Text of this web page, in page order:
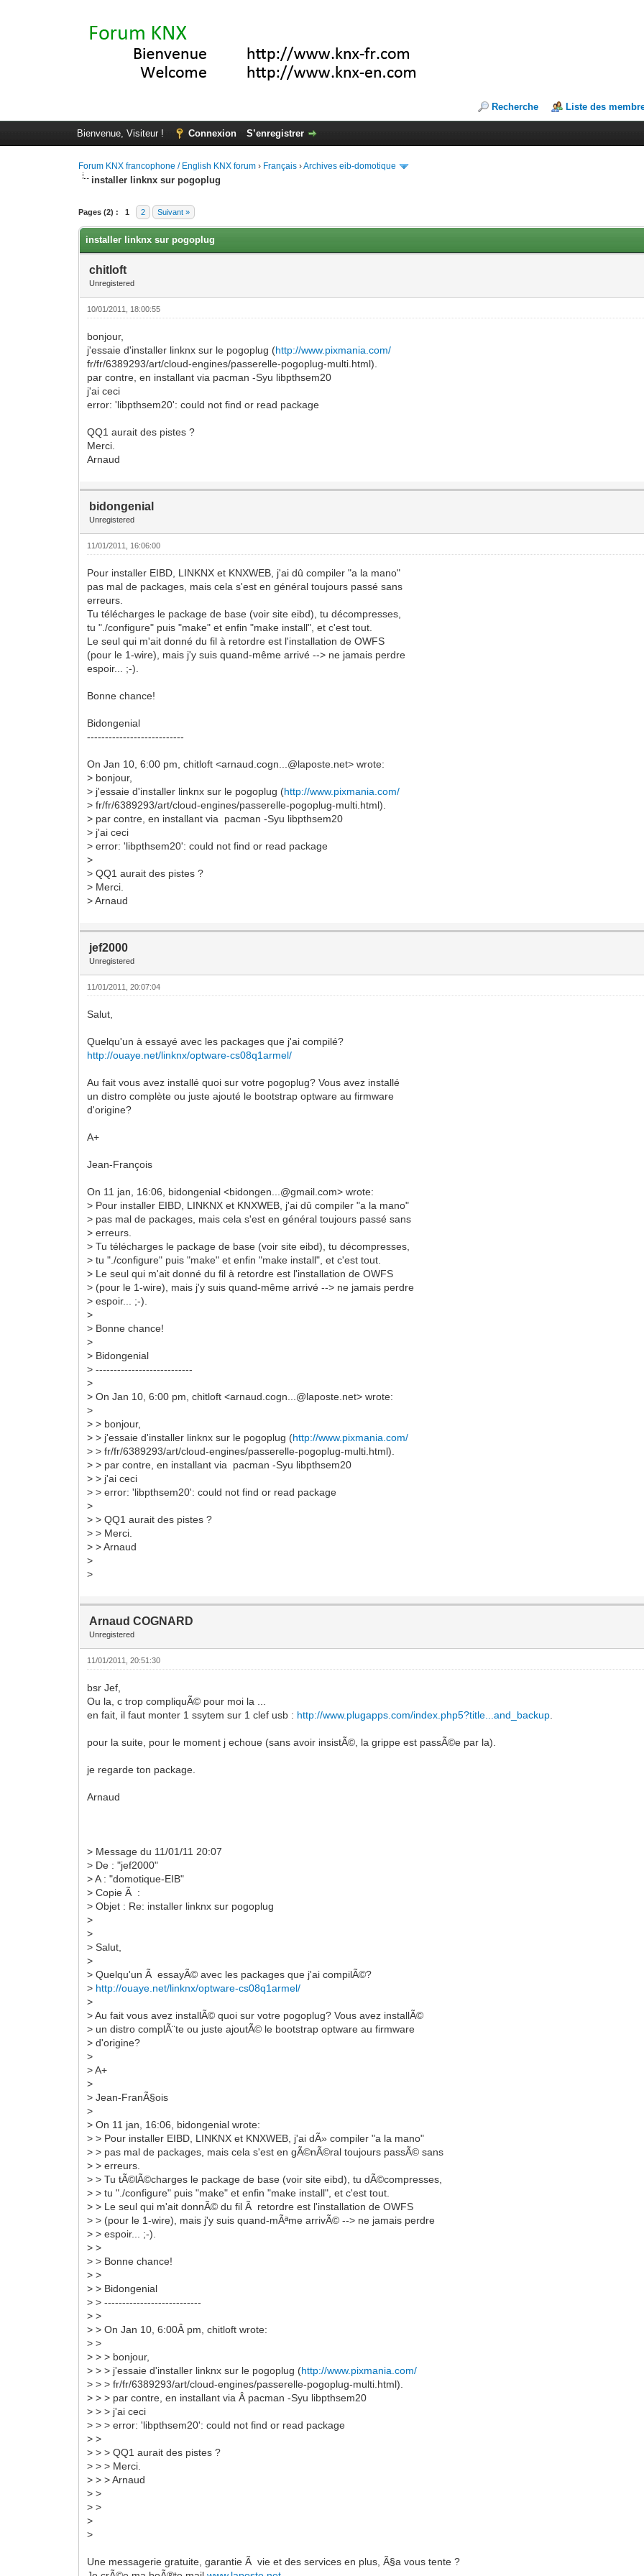
Recherche Liste des
Bienvenue, Visiteur ! Connexion S’enregistrer
Forum KNX francophone / English KNX forum › Français ›Archives eib-domotique
installer linknx sur pogoplug
Pages (2) : 1 2 Suivant »
Moyenne : 0 (0 vote(s))
installer linknx sur pogoplug
chitloft
Unregistered
10/01/2011, 18:00:55
bonjour,
j'essaie d'installer linknx sur le pogoplug (http://www.pixmania.com/
fr/fr/6389293/art/cloud-engines/passerelle-pogoplug-multi.html).
par contre, en installant via pacman -Syu libpthsem20
j'ai ceci
error: 'libpthsem20': could not find or read package
QQ1 aurait des pistes ?
Merci.
Arnaud
bidongenial
Unregistered
11/01/2011, 16:06:00
Pour installer EIBD, LINKNX et KNXWEB, j'ai dû compiler "a la mano"
pas mal de packages, mais cela s'est en général toujours passé sans
erreurs.
Tu télécharges le package de base (voir site eibd), tu décompresses,
tu "./configure" puis "make" et enfin "make install", et c'est tout.
Le seul qui m'ait donné du fil à retordre est l'installation de OWFS
(pour le 1-wire), mais j'y suis quand-même arrivé --> ne jamais perdre
espoir... ;-).
Bonne chance!
Bidongenial
---------------------------
On Jan 10, 6:00 pm, chitloft <arnaud.cogn...@laposte.net> wrote:
> bonjour,
> j'essaie d'installer linknx sur le pogoplug (http://www.pixmania.com/
> fr/fr/6389293/art/cloud-engines/passerelle-pogoplug-multi.html).
> par contre, en installant via pacman -Syu libpthsem20
> j'ai ceci
> error: 'libpthsem20': could not find or read package
>
> QQ1 aurait des pistes ?
> Merci.
> Arnaud
jef2000
Unregistered
11/01/2011, 20:07:04
Salut,
Quelqu'un à essayé avec les packages que j'ai compilé?
http://ouaye.net/linknx/optware-cs08q1armel/
Au fait vous avez installé quoi sur votre pogoplug? Vous avez installé
un distro complète ou juste ajouté le bootstrap optware au firmware
d'origine?
A+
Jean-François
On 11 jan, 16:06, bidongenial <bidongen...@gmail.com> wrote:
> Pour installer EIBD, LINKNX et KNXWEB, j'ai dû compiler "a la mano"
> pas mal de packages, mais cela s'est en général toujours passé sans
> erreurs.
> Tu télécharges le package de base (voir site eibd), tu décompresses,
> tu "./configure" puis "make" et enfin "make install", et c'est tout.
> Le seul qui m'ait donné du fil à retordre est l'installation de OWFS
> (pour le 1-wire), mais j'y suis quand-même arrivé --> ne jamais perdre
> espoir... ;-).
>
> Bonne chance!
>
> Bidongenial
> ---------------------------
>
> On Jan 10, 6:00 pm, chitloft <arnaud.cogn...@laposte.net> wrote:
>
> > bonjour,
> > j'essaie d'installer linknx sur le pogoplug (http://www.pixmania.com/
> > fr/fr/6389293/art/cloud-engines/passerelle-pogoplug-multi.html).
> > par contre, en installant via pacman -Syu libpthsem20
> > j'ai ceci
> > error: 'libpthsem20': could not find or read package
>
> > QQ1 aurait des pistes ?
> > Merci.
> > Arnaud
>
>
Arnaud COGNARD
Unregistered
11/01/2011, 20:51:30
bsr Jef,
Ou la, c trop compliquÃ© pour moi la ...
en fait, il faut monter 1 ssytem sur 1 clef usb : http://www.plugapps.com/index.php5?title...and_backup
pour la suite, pour le moment j echoue (sans avoir insistÃ©, la grippe est passÃ©e par la).
je regarde ton package.
Arnaud
> Message du 11/01/11 20:07
> De : "jef2000"
> A : "domotique-EIB"
> Copie Ã :
> Objet : Re: installer linknx sur pogoplug
>
>
> Salut,
>
> Quelqu'un Ã essayÃ© avec les packages que j'ai compilÃ©?
> http://ouaye.net/linknx/optware-cs08q1armel/
>
> Au fait vous avez installÃ© quoi sur votre pogoplug? Vous avez installÃ©
> un distro complÃ¨te ou juste ajoutÃ© le bootstrap optware au firmware
> d'origine?
>
> A+
>
> Jean-FranÃ§ois
>
> On 11 jan, 16:06, bidongenial wrote:
> > Pour installer EIBD, LINKNX et KNXWEB, j'ai dÃ» compiler "a la mano"
> > pas mal de packages, mais cela s'est en gÃ©nÃ©ral toujours passÃ© sans
> > erreurs.
> > Tu tÃ©lÃ©charges le package de base (voir site eibd), tu dÃ©compresses,
> > tu "./configure" puis "make" et enfin "make install", et c'est tout.
> > Le seul qui m'ait donnÃ© du fil Ã retordre est l'installation de OWFS
> > (pour le 1-wire), mais j'y suis quand-mÃªme arrivÃ© --> ne jamais perdre
> > espoir... ;-).
> >
> > Bonne chance!
> >
> > Bidongenial
> > ---------------------------
> >
> > On Jan 10, 6:00Â pm, chitloft wrote:
> >
> > > bonjour,
> > > j'essaie d'installer linknx sur le pogoplug (http://www.pixmania.com/
> > > fr/fr/6389293/art/cloud-engines/passerelle-pogoplug-multi.html).
> > > par contre, en installant via Â pacman -Syu libpthsem20
> > > j'ai ceci
> > > error: 'libpthsem20': could not find or read package
> >
> > > QQ1 aurait des pistes ?
> > > Merci.
> > > Arnaud
> >
> >
>
>
Une messagerie gratuite, garantie Ã vie et des services en plus, Ã§a vous tente ?